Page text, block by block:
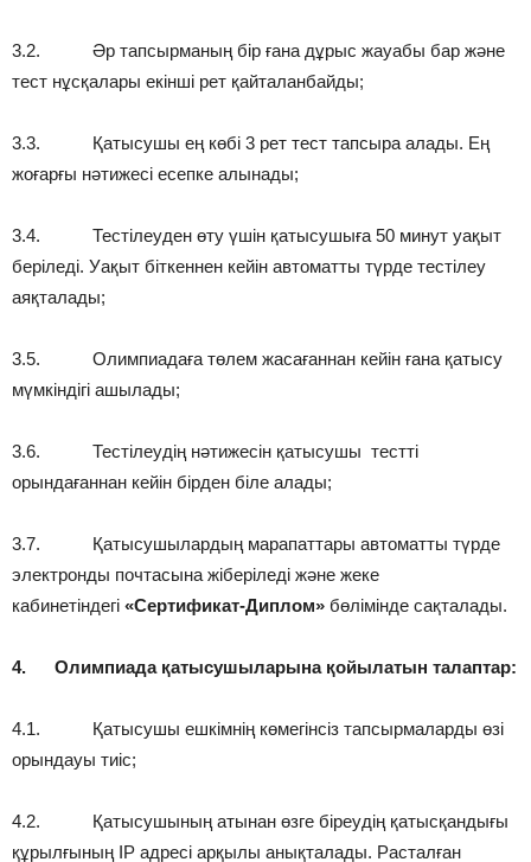
3.2. Әр тапсырманың бір ғана дұрыс жауабы бар және
тест нұсқалары екінші рет қайталанбайды;
3.3. Қатысушы ең көбі 3 рет тест тапсыра алады. Ең
жоғарғы нәтижесі есепке алынады;
3.4. Тестілеуден өту үшін қатысушыға 50 минут уақыт
беріледі. Уақыт біткеннен кейін автоматты түрде тестілеу
аяқталады;
3.5. Олимпиадаға төлем жасағаннан кейін ғана қатысу
мүмкіндігі ашылады;
3.6. Тестілеудің нәтижесін қатысушы тестті
орындағаннан кейін бірден біле алады;
3.7. Қатысушылардың марапаттары автоматты түрде
электронды почтасына жіберіледі және жеке
кабинетіндегі «Сертификат-Диплом» бөлімінде сақталады.
4. Олимпиада қатысушыларына қойылатын талаптар:
4.1. Қатысушы ешкімнің көмегінсіз тапсырмаларды өзі
орындауы тиіс;
4.2. Қатысушының атынан өзге біреудің қатысқандығы
құрылғының IP адресі арқылы анықталады. Расталған